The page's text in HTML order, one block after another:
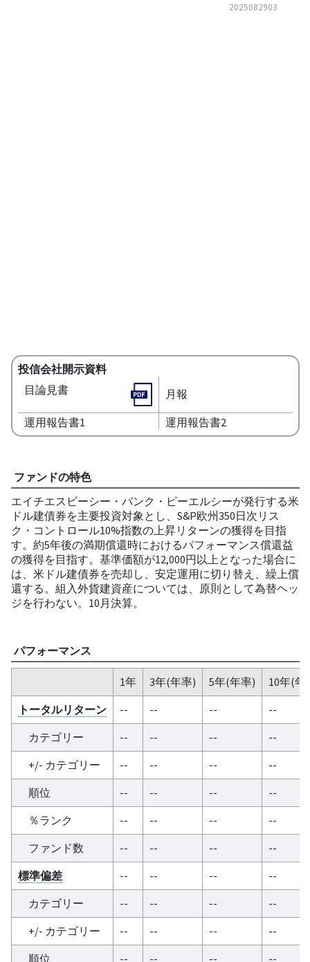
2025082903
投信会社開示資料
目論見書
月報
運用報告書1 運用報告書2
ファンドの特色
エイチエスビーシー・バンク・ピーエルシーが発行する米
ドル建債券を主要投資対象とし、S&P欧州350日次リス
ク・コントロール10%指数の上昇リターンの獲得を目指
す。約5年後の満期償還時におけるパフォーマンス償還益
の獲得を目指す。基準価額が12,000円以上となった場合に
は、米ドル建債券を売却し、安定運用に切り替え、繰上償
還する。組入外貨建資産については、原則として為替ヘッ
ジを行わない。10月決算。
パフォーマンス
1年 3年(年率) 5年(年率)
10年(年
トータルリターン
-- -- --
--
カテゴリー
-- -- --
--
+/- カテゴリー
-- -- --
--
順位
-- -- --
--
％ランク
-- -- --
--
ファンド数
-- -- --
--
標準偏差
-- -- --
--
カテゴリー
-- -- --
--
+/- カテゴリー
-- -- --
--
順位
-- -- -- --